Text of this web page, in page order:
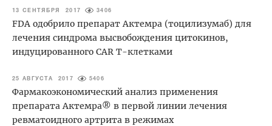
13 СЕНТЯБРЯ 2017 3406
FDA одобрило препарат Актемра (тоцилизумаб) для
лечения синдрома высвобождения цитокинов,
индуцированного CAR Т-клетками
25 АВГУСТА 2017 5406
Фармакоэкономический анализ применения
препарата Актемра® в первой линии лечения
ревматоидного артрита в режимах